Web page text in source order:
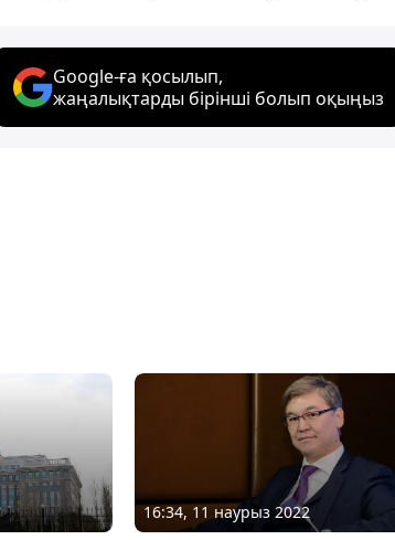
Google-ға қосылып,
жаңалықтарды бірінші болып оқыңыз
16:34, 11 наурыз 2022